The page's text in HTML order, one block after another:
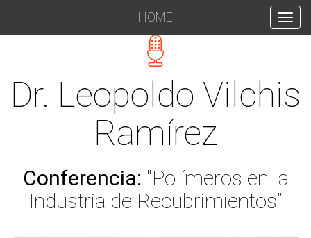
HOME
INICIO
Dr. Leopoldo Vilchis
Ramírez
Conferencia: "Polímeros en la
Industria de Recubrimientos”